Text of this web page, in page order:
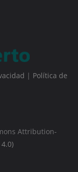
| Política de
Attribution-
4.0)